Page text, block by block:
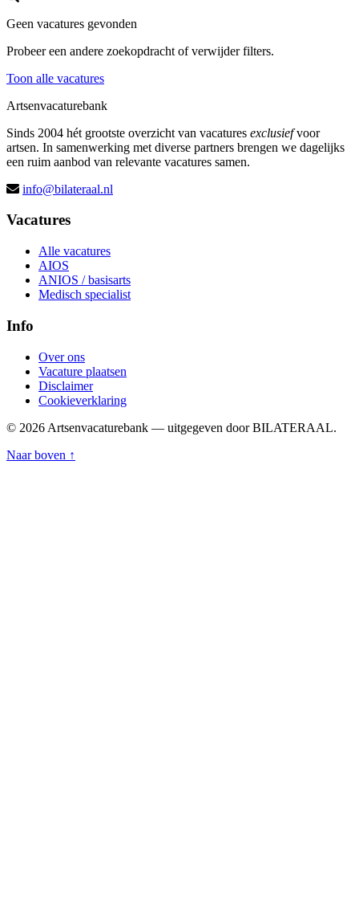
Geen vacatures gevonden
Probeer een andere zoekopdracht of verwijder filters.
Toon alle vacatures
Artsenvacaturebank
Sinds 2004 hét grootste overzicht van vacatures exclusiefvoor
artsen. In samenwerking met diverse partners brengen we dagelijks
een ruim aanbod van relevante vacatures samen.
info@bilateraal.nl
Vacatures
Alle vacatures
AIOS
ANIOS / basisarts
Medisch specialist
Info
Over ons
Vacature plaatsen
Disclaimer
Cookieverklaring
© 2026 Artsenvacaturebank — uitgegeven door BILATERAAL.
Naar boven ↑